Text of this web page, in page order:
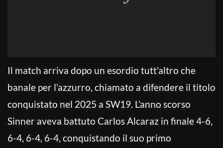
Il match arriva dopo un esordio tutt’altro che
banale per l’azzurro, chiamato a difendere il titolo
conquistato nel 2025 a SW19. L’anno scorso
Sinner aveva battuto Carlos Alcaraz in finale 4-6,
6-4, 6-4, 6-4, conquistando il suo primo